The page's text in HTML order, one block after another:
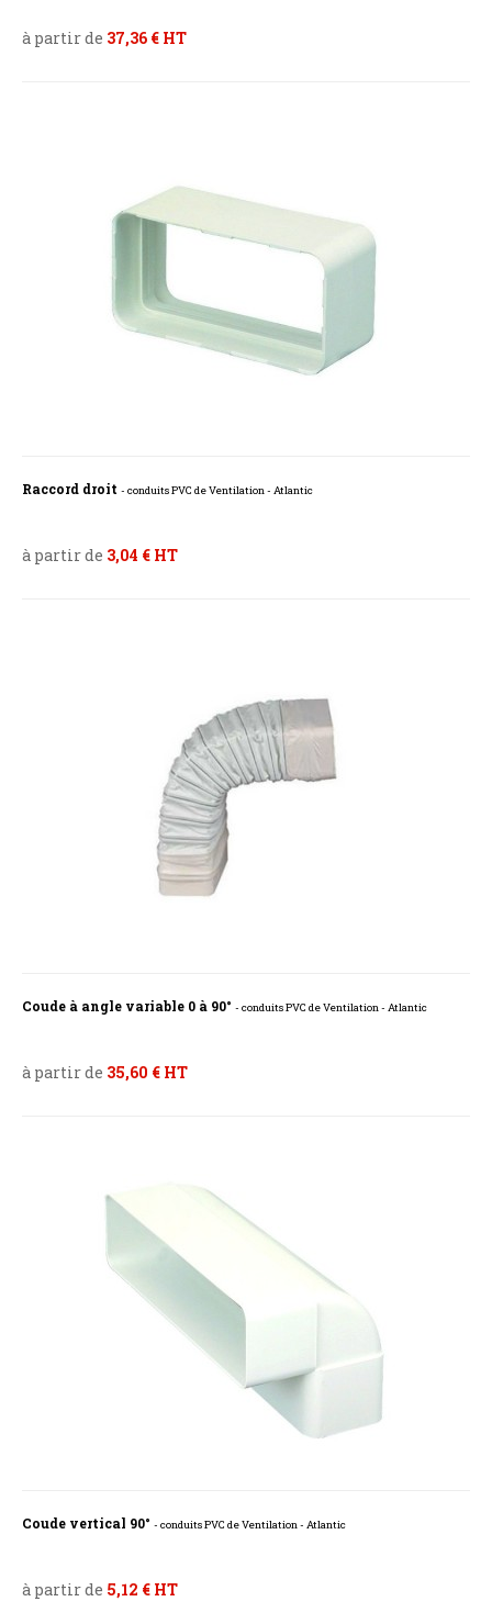
à partir de 37,36 € HT
Raccord droit - conduits PVC de Ventilation - Atlantic
à partir de 3,04 € HT
Coude à angle variable 0 à 90° - conduits PVC de Ventilation - Atlantic
à partir de 35,60 € HT
Coude vertical 90° - conduits PVC de Ventilation - Atlantic
à partir de 5,12 € HT